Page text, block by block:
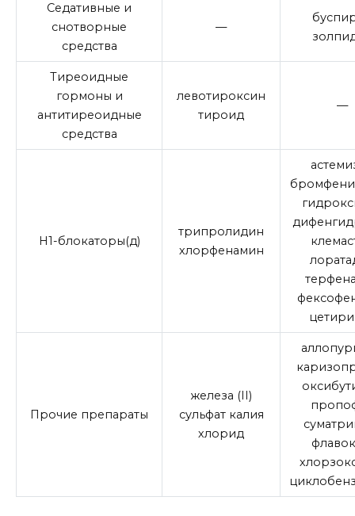
Седативные и
снотворные
средства
—
Тиреоидные
гормоны и
антитиреоидные
средства
левотироксин
тироид
—
H1-блокаторы(д)
трипролидин
хлорфенамин
Прочие препараты
железа (II)
сульфат калия
хлорид